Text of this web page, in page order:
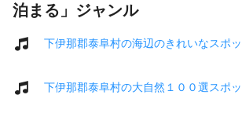
泊まる」ジャンル
下伊那郡泰阜村の海辺のきれいなスポッ
下伊那郡泰阜村の大自然１００選スポッ